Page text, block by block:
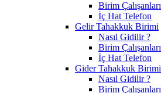
Birim Çalışanları
İç Hat Telefon
Gelir Tahakkuk Birimi
Nasıl Gidilir ?
Birim Çalışanları
İç Hat Telefon
Gider Tahakkuk Birimi
Nasıl Gidilir ?
Birim Çalışanları